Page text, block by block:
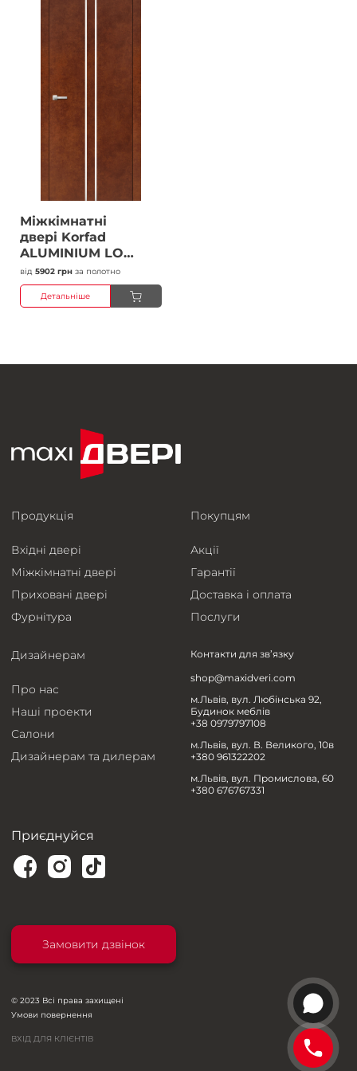
Міжкімнатні
двері Korfad
ALUMINIUM LOFT
PLATO ALP-02
Сталь кортен
Плівка
від 5902 грн за полотно
Детальніше
Продукція
Вхідні двері
Міжкімнатні двері
Приховані двері
Фурнітура
Покупцям
Акції
Гарантії
Доставка і оплата
Послуги
Дизайнерам
Про нас
Наші проекти
Салони
Дизайнерам та дилерам
Контакти для зв’язку
shop@maxidveri.com
м.Львів, вул. Любінська 92,
Будинок меблів
+38 0979797108
м.Львів, вул. В. Великого, 10в
+380 961322202
м.Львів, вул. Промислова, 60
+380 676767331
Приєднуйся
Замовити дзвінок
© 2023 Всі права захищені
Умови повернення
ВХІД ДЛЯ КЛІЄНТІВ